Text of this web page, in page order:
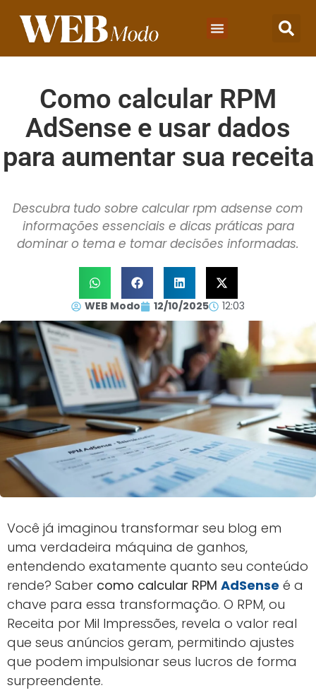
Como calcular RPM
AdSense e usar dados
para aumentar sua receita
Descubra tudo sobre calcular rpm adsense com
informações essenciais e dicas práticas para
dominar o tema e tomar decisões informadas.
WEB Modo 12/10/2025 12:03
Você já imaginou transformar seu blog em
uma verdadeira máquina de ganhos,
entendendo exatamente quanto seu conteúdo
rende? Saber como calcular RPM AdSense é a
chave para essa transformação. O RPM, ou
Receita por Mil Impressões, revela o valor real
que seus anúncios geram, permitindo ajustes
que podem impulsionar seus lucros de forma
surpreendente.